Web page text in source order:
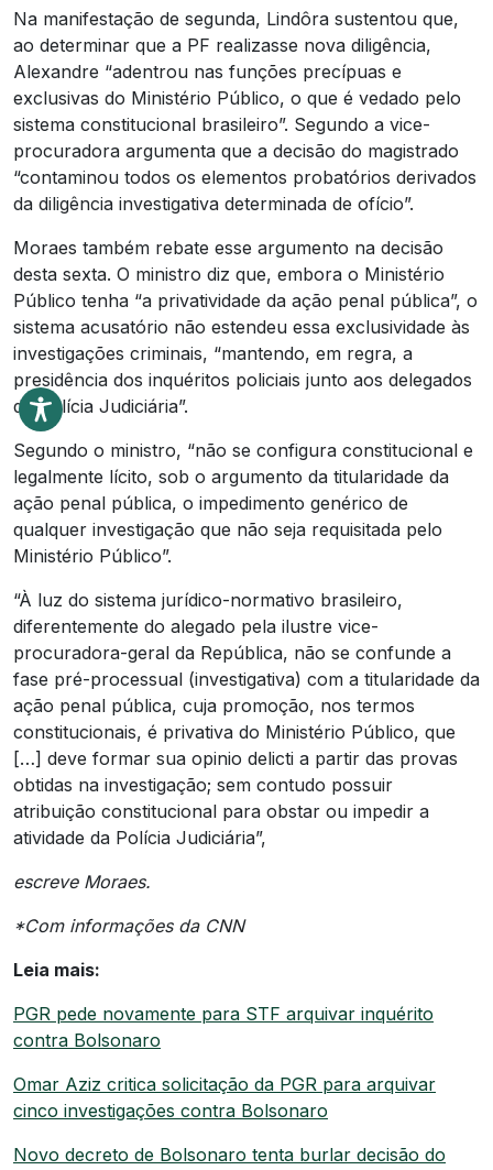
Na manifestação de segunda, Lindôra sustentou que,
ao determinar que a PF realizasse nova diligência,
Alexandre “adentrou nas funções precípuas e
exclusivas do Ministério Público, o que é vedado pelo
sistema constitucional brasileiro”. Segundo a vice-
procuradora argumenta que a decisão do magistrado
“contaminou todos os elementos probatórios derivados
da diligência investigativa determinada de ofício”.
Moraes também rebate esse argumento na decisão
desta sexta. O ministro diz que, embora o Ministério
Público tenha “a privatividade da ação penal pública”, o
sistema acusatório não estendeu essa exclusividade às
investigações criminais, “mantendo, em regra, a
presidência dos inquéritos policiais junto aos delegados
de Polícia Judiciária”.
Segundo o ministro, “não se configura constitucional e
legalmente lícito, sob o argumento da titularidade da
ação penal pública, o impedimento genérico de
qualquer investigação que não seja requisitada pelo
Ministério Público”.
“À luz do sistema jurídico-normativo brasileiro,
diferentemente do alegado pela ilustre vice-
procuradora-geral da República, não se confunde a
fase pré-processual (investigativa) com a titularidade da
ação penal pública, cuja promoção, nos termos
constitucionais, é privativa do Ministério Público, que
[…] deve formar sua opinio delicti a partir das provas
obtidas na investigação; sem contudo possuir
atribuição constitucional para obstar ou impedir a
atividade da Polícia Judiciária”,
escreve Moraes.
*Com informações da CNN
Leia mais:
PGR pede novamente para STF arquivar inquérito
contra Bolsonaro
Omar Aziz critica solicitação da PGR para arquivar
cinco investigações contra Bolsonaro
Novo decreto de Bolsonaro tenta burlar decisão do